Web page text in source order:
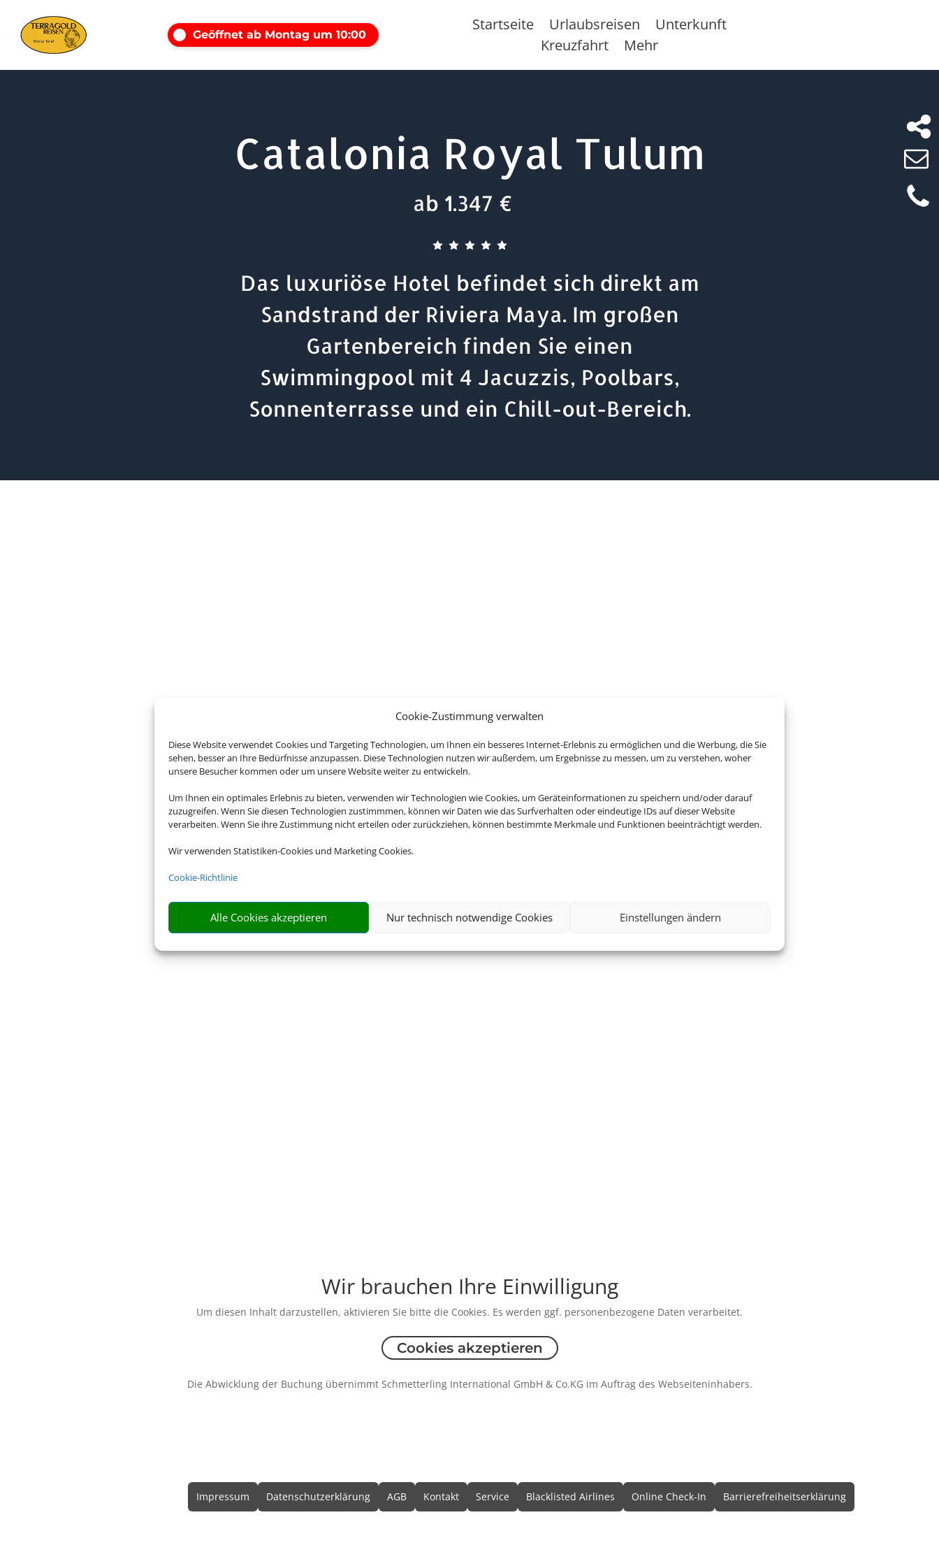
Cookie-Zustimmung verwalten
Diese Website verwendet Cookies und Targeting Technologien, um Ihnen ein besseres Internet-Erlebnis zu ermöglichen und die Werbung, die Sie
sehen, besser an Ihre Bedürfnisse anzupassen. Diese Technologien nutzen wir außerdem, um Ergebnisse zu messen, um zu verstehen, woher
unsere Besucher kommen oder um unsere Website weiter zu entwickeln.
Um Ihnen ein optimales Erlebnis zu bieten, verwenden wir Technologien wie Cookies, um Geräteinformationen zu speichern und/oder darauf
zuzugreifen. Wenn Sie diesen Technologien zustimmmen, können wir Daten wie das Surfverhalten oder eindeutige IDs auf dieser Website
verarbeiten. Wenn Sie ihre Zustimmung nicht erteilen oder zurückziehen, können bestimmte Merkmale und Funktionen beeinträchtigt werden.
Wir verwenden Statistiken-Cookies und Marketing Cookies.
Cookie-Richtlinie
Alle Cookies akzeptieren Nur technisch notwendige Cookies Einstellungen ändern
Geöffnet ab Montag um 10:00
Startseite Urlaubsreisen
Unterkunft
Kreuzfahrt
Mehr
Catalonia Royal Tulum
ab 1.347 €
Das luxuriöse Hotel befindet sich direkt am
Sandstrand der Riviera Maya. Im großen
Gartenbereich finden Sie einen
Swimmingpool mit 4 Jacuzzis, Poolbars,
Sonnenterrasse und ein Chill-out-Bereich.
Wir brauchen Ihre Einwilligung
Um diesen Inhalt darzustellen, aktivieren Sie bitte die Cookies. Es werden ggf. personenbezogene Daten verarbeitet.
Cookies akzeptieren
Die Abwicklung der Buchung übernimmt Schmetterling International GmbH & Co.KG im Auftrag des Webseiteninhabers.
Impressum Datenschutzerklärung AGB Kontakt Service Blacklisted Airlines Online Check-In Barrierefreiheitserklärung